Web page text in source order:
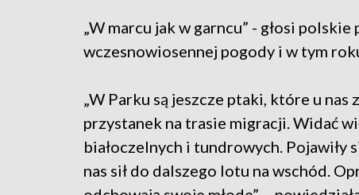
„W marcu jak w garncu” - głosi
wczesnowiosennej pogody i w tym
„W Parku są jeszcze ptaki, które u
przystanek na trasie migracji. Widać
białoczelnych i tundrowych. Pojawiły
nas sił do dalszego lotu na wschód.